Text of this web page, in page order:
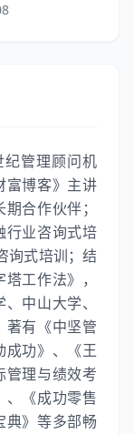
管理顾问机
富博客》主讲
合作伙伴；
行业咨询式培
询式培训；结
工作法》，
中山大学、
著有《中坚管
成功》、《王
管理与绩效考
、《成功零售
典》等多部畅